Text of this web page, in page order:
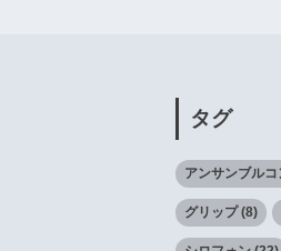
タグ
アンサンブルコ
グリップ(8)